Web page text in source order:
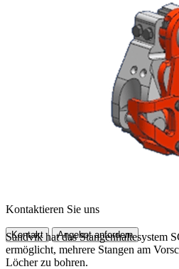
Kontaktieren Sie uns
Kontakt Angebot anfordern
Sandvik hat das Stangenhaltesystem
ermöglicht, mehrere Stangen am
Löcher zu bohren.